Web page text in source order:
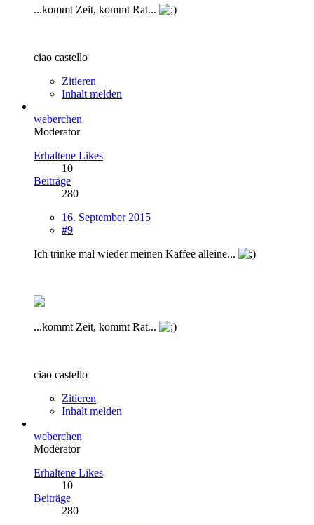
...kommt Zeit, kommt Rat...
ciao castello
Zitieren
Inhalt melden
weberchen
Moderator
Erhaltene Likes
10
Beiträge
280
16. September 2015
#9
Ich trinke mal wieder meinen Kaffee alleine...
...kommt Zeit, kommt Rat...
ciao castello
Zitieren
Inhalt melden
weberchen
Moderator
Erhaltene Likes
10
Beiträge
280